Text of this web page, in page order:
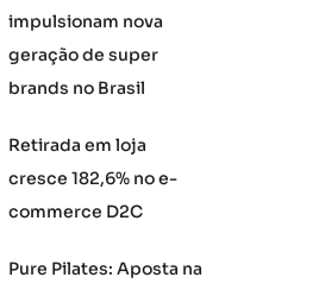
impulsionam nova
geração de super
brands no Brasil
Retirada em loja
cresce 182,6% no e-
commerce D2C
Pure Pilates: Aposta na